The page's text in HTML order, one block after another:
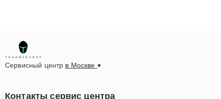
Сервисный центр в Москве
Контакты сервис центра